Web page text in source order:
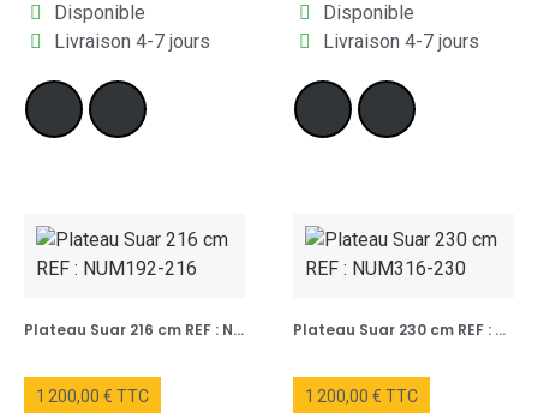
Disponible
Livraison 4-7 jours
Disponible
Livraison 4-7 jours
Plateau Suar 216 cm REF : NUM192-216
1 200,00 € TTC
Plateau Suar 230 cm REF : NUM316-230
1 200,00 € TTC